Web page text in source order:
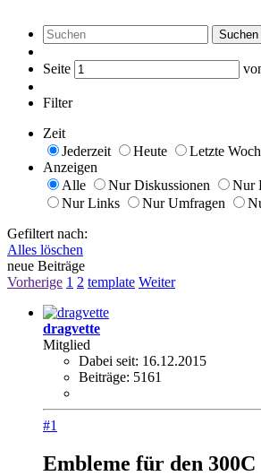
Suchen
Seite
Filter
Zeit
Jederzeit
Heute Letzte
Anzeigen
Alle
Nur Diskussionen Nur
Nur Links
Nur Umfragen
Gefiltert nach:
Alles löschen
neue Beiträge
Vorherige 1 2 template Weiter
dragvette
Mitglied
Dabei seit: 16.12.2015
Beiträge: 5161
#1
Embleme für den 300C